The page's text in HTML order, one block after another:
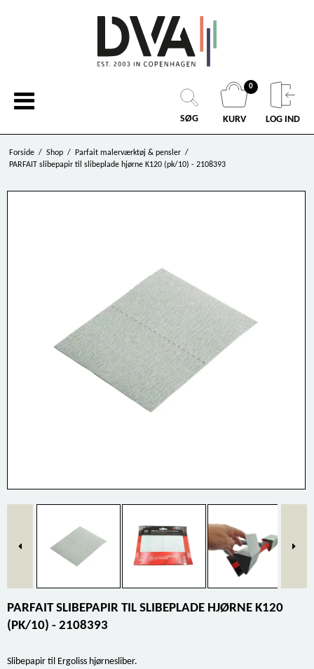
SØG
0
KURV LOG IND
Forside / Shop / Parfait malerværktøj & pensler /
PARFAIT slibepapir til slibeplade hjørne K120 (pk/10) - 2108393
PARFAIT SLIBEPAPIR TIL SLIBEPLADE HJØRNE K120
(PK/10) - 2108393
Slibepapir til Ergoliss hjørnesliber.